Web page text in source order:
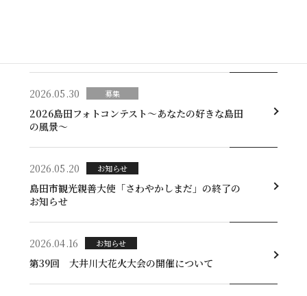
2026.05.30 募集
2026島田フォトコンテスト～あなたの好きな島田
の風景～
2026.05.20 お知らせ
島田市観光親善大使「さわやかしまだ」の終了の
お知らせ
2026.04.16 お知らせ
第39回 大井川大花火大会の開催について